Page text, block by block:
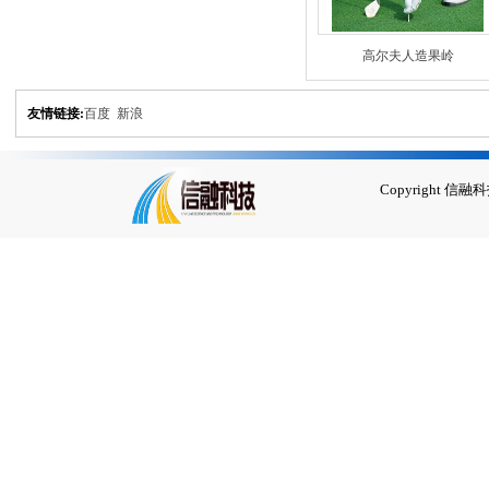
高尔夫人造果岭
友情链接:百度 新浪
Copyright 信融